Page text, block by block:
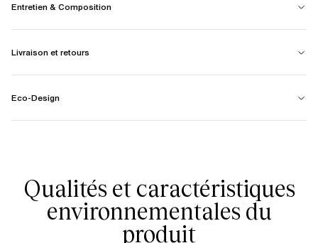
Entretien & Composition
Livraison et retours
Eco-Design
Qualités et caractéristiques
environnementales du
produit